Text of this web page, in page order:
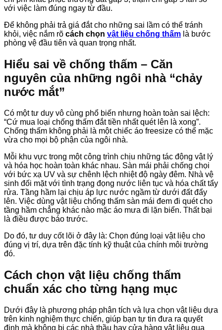
với việc làm đúng ngay từ đầu.
Để không phải trả giá đắt cho những sai lầm có thể tránh
khỏi, việc nắm rõ cách chọn vật liệu chống thấm là bước
phòng vệ đầu tiên và quan trọng nhất.
Hiểu sai về chống thấm – Căn
nguyên của những ngôi nhà “chảy
nước mắt”
Có một tư duy vô cùng phổ biến nhưng hoàn toàn sai lệch:
“Cứ mua loại chống thấm đắt tiền nhất quét lên là xong”.
Chống thấm không phải là một chiếc áo freesize có thể mặc
vừa cho mọi bộ phận của ngôi nhà.
Mỗi khu vực trong một công trình chịu những tác động vật lý
và hóa học hoàn toàn khác nhau. Sàn mái phải chống chọi
với bức xạ UV và sự chênh lệch nhiệt độ ngày đêm. Nhà vệ
sinh đối mặt với tình trạng đọng nước liên tục và hóa chất tẩy
rửa. Tầng hầm lại chịu áp lực nước ngầm từ dưới đất đẩy
lên. Việc dùng vật liệu chống thấm sàn mái đem đi quét cho
tầng hầm chẳng khác nào mặc áo mưa đi lặn biển. Thất bại
là điều được báo trước.
Do đó, tư duy cốt lõi ở đây là: Chọn đúng loại vật liệu cho
đúng vị trí, dựa trên đặc tính kỹ thuật của chính môi trường
đó.
Cách chọn vật liệu chống thấm
chuẩn xác cho từng hạng mục
Dưới đây là phương pháp phân tích và lựa chọn vật liệu dựa
trên kinh nghiệm thực chiến, giúp bạn tự tin đưa ra quyết
định mà không bị các nhà thầu hay cửa hàng vật liệu qua